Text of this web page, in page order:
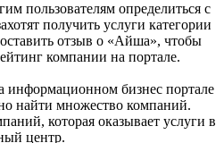
пользователям определиться с
получить услуги категории
отзыв о «Айша», чтобы
компании на портале.
информационном бизнес портале
найти множество компаний.
которая оказывает услуги в
центр.